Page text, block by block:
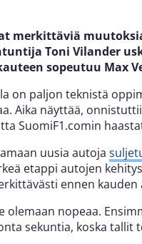
merkittäviä
Toni Vilander
sopeutuu Max
on paljon teknistä
Aika näyttää,
SuomiF1.comin
uusia autoja
etappi autojen
ennen kauden
olemaan nopeaa.
sekuntia, koska tallit